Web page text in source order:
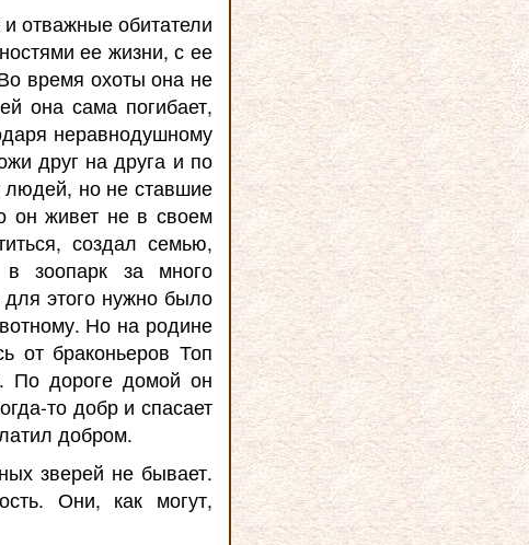
отважные обитатели
ее жизни, с ее
время охоты она не
она сама погибает,
неравнодушному
друг на друга и по
людей, но не ставшие
он живет не в своем
создал семью,
зоопарк за много
этого нужно было
Но на родине
от браконьеров Топ
По дороге домой он
то добр и спасает
добром.
зверей не бывает.
Они, как могут,